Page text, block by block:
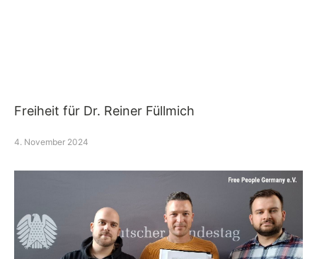
Freiheit für Dr. Reiner Füllmich
4. November 2024